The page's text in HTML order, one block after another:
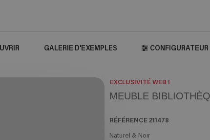
GALERIE D'EXEMPLES CONFIGURATEUR
EXCLUSIVITÉ WEB !
MEUBLE
RÉFÉRENCE211478
Naturel & Noir